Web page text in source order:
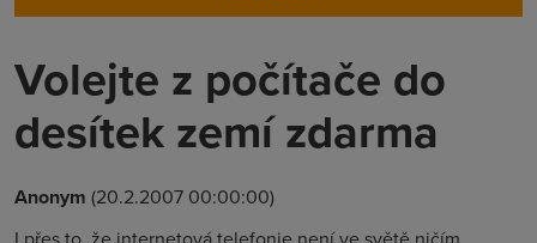
Volejte z počítače do
desítek zemí zdarma
Anonym (20.2.2007 00:00:00)